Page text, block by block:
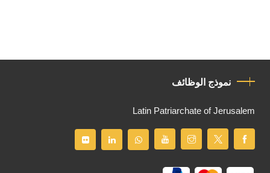
نموذج الوظائف
Latin Patriarchate of Jerusalem